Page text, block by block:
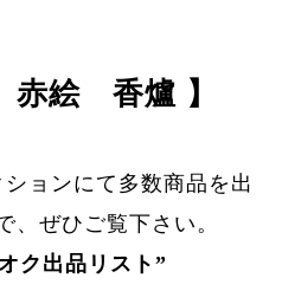
赤絵 香爐 】
ョンにて多数商品を出
、ぜひご覧下さい。
ク出品リスト”